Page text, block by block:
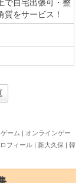
で自宅出張可・整
をサービス！
ーム | オンラインゲー
フィール | 新大久保 | 韓